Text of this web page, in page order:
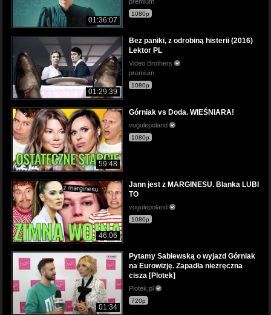
01:36:07
1080p
01:29:39
Bez paniki, z odrobiną histerii (2016)
Lektor PL
Video Brothers
premium
1080p
59:48
Górniak vs Doda. WIEŚNIARA!
vogulepoland
1080p
46:06
Jann jest z MARGINESU. Blanka LUBI
TO
vogulepoland
1080p
01:34
Pytamy Sablewską o wyjazd Górniak
na Eurowizję. Zapadła niezręczna
cisza [Plotek]
Plotek.pl
720p